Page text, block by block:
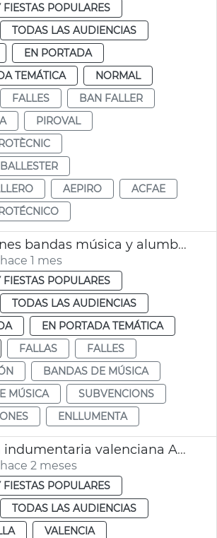
FIESTAS POPULARES
TODAS LAS AUDIENCIAS
EN PORTADA
TEMÁTICA
NORMAL
FALLES
BAN FALLER
PIROVAL
AEPIRO
ACFAE
Subvenciones bandas música y alumbrado calles Fallas València
1 mes
FIESTAS POPULARES
TODAS LAS AUDIENCIAS
EN PORTADA TEMÁTICA
FALLAS
FALLES
BANDAS DE MÚSICA
MÚSICA
SUBVENCIONS
ENLLUMENTA
Exposición indumentaria valenciana Ayuntamiento València
2 meses
FIESTAS POPULARES
TODAS LAS AUDIENCIAS
VALENCIA